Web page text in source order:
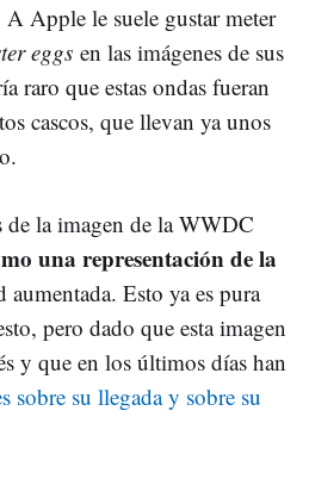
A Apple le suele gustar meter
eggs en las imágenes de sus
raro que estas ondas fueran
cascos, que llevan ya unos
la imagen de la WWDC
una representación de la
aumentada. Esto ya es pura
pero dado que esta imagen
y que en los últimos días han
sobre su llegada y sobre su